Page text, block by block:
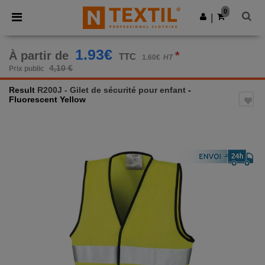
× Appli Ntextil
Meilleurs prix sur l’app !
Obtenir l'appli
0
À partir de 1.93€ TTC 1.60€ HT *
Prix public 4,10 €
Result R200J - Gilet de sécurité pour enfant -
Fluorescent Yellow